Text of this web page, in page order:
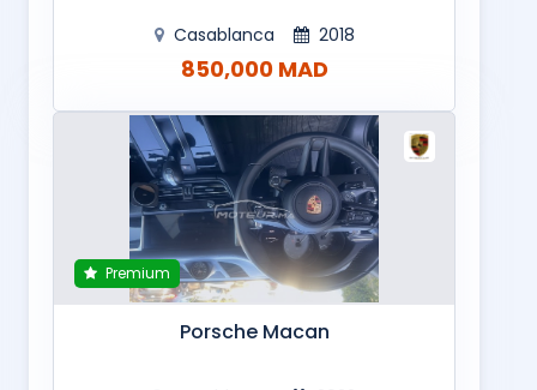
Casablanca 2018
850,000 MAD
Premium
Porsche Macan